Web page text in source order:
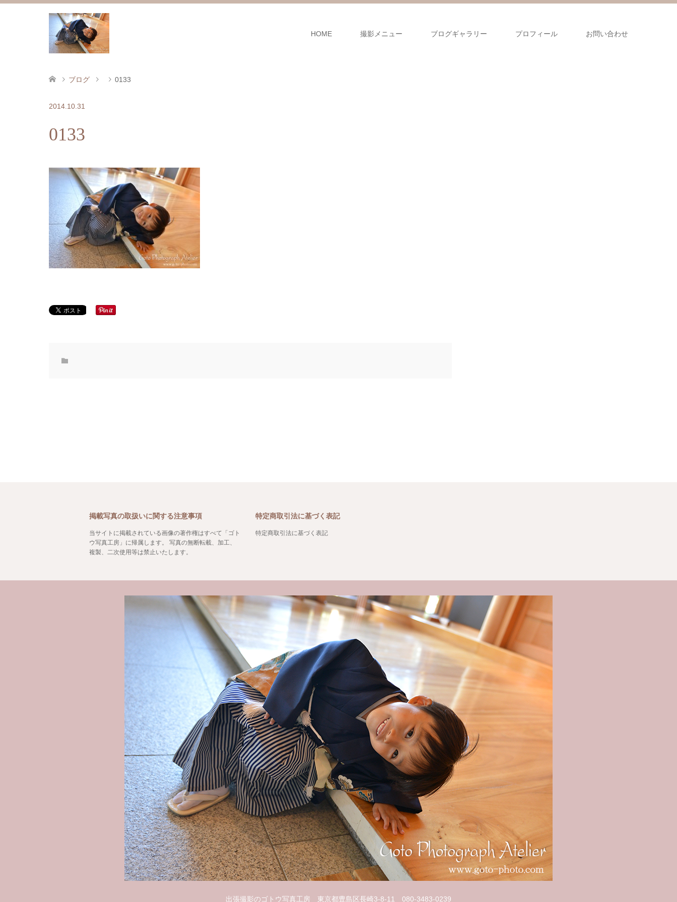
HOME 撮影メニュー ブログギャラリー プロフィール お問い合わせ
ブログ 0133
2014.10.31
0133
掲載写真の取扱いに関する注意事項
当サイトに掲載されている画像の著作権はすべて「ゴト
ウ写真工房」に帰属します。 写真の無断転載、加工、
複製、二次使用等は禁止いたします。
特定商取引法に基づく表記
特定商取引法に基づく表記
出張撮影のゴトウ写真工房 東京都豊島区長崎3-8-11 080-3483-0239